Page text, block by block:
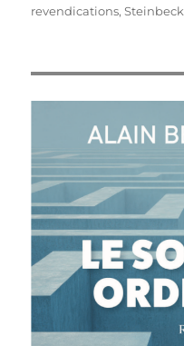
revendications,Steinbeck